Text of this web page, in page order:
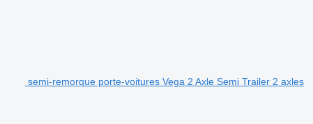
semi-remorque porte-voitures Vega 2 Axle Semi Trailer 2 axles